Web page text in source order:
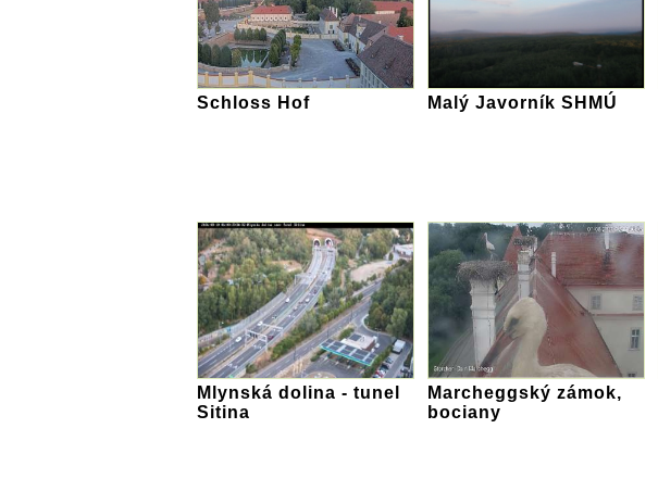
Schloss Hof Malý Javorník SHMÚ
Mlynská dolina - tunel
Sitina
Marcheggský zámok,
bociany